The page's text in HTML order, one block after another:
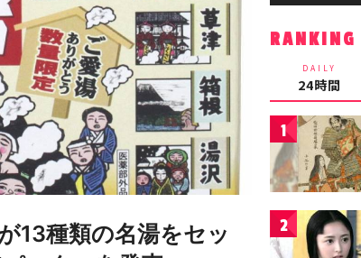
13種類の名湯をセッ
RANKING
DAILY
24時間
1
2